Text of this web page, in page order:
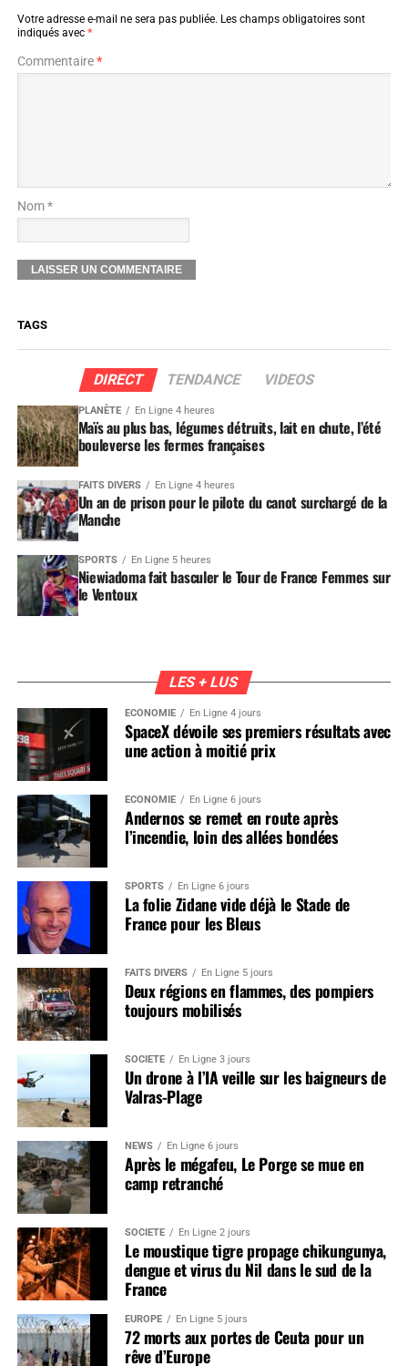
Votre adresse e-mail ne sera pas publiée. Les champs obligatoires sont
indiqués avec *
Commentaire*
Nom *
TAGS
DIRECT TENDANCE VIDEOS
PLANÈTE En Ligne 4 heures
Maïs au plus bas, légumes détruits, lait en chute, l’été
bouleverse les fermes françaises
FAITS DIVERS En Ligne 4 heures
Un an de prison pour le pilote du canot surchargé de la
Manche
SPORTS En Ligne 5 heures
Niewiadoma fait basculer le Tour de France Femmes sur
le Ventoux
LES + LUS
ÉCONOMIE En Ligne 4 jours
SpaceX dévoile ses premiers résultats avec
une action à moitié prix
ÉCONOMIE En Ligne 6 jours
Andernos se remet en route après
l’incendie, loin des allées bondées
SPORTS En Ligne 6 jours
La folie Zidane vide déjà le Stade de
France pour les Bleus
FAITS DIVERS En Ligne 5 jours
Deux régions en flammes, des pompiers
toujours mobilisés
SOCIÉTÉ En Ligne 3 jours
Un drone à l’IA veille sur les baigneurs de
Valras-Plage
NEWS En Ligne 6 jours
Après le mégafeu, Le Porge se mue en
camp retranché
SOCIÉTÉ En Ligne 2 jours
Le moustique tigre propage chikungunya,
dengue et virus du Nil dans le sud de la
France
EUROPE En Ligne 5 jours
72 morts aux portes de Ceuta pour un
rêve d’Europe